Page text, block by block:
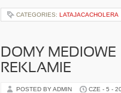
CATEGORIES: LATAJACACHOLERA
DOMY MEDIOWE
REKLAMIE
POSTED BY ADMIN CZE - 5 -